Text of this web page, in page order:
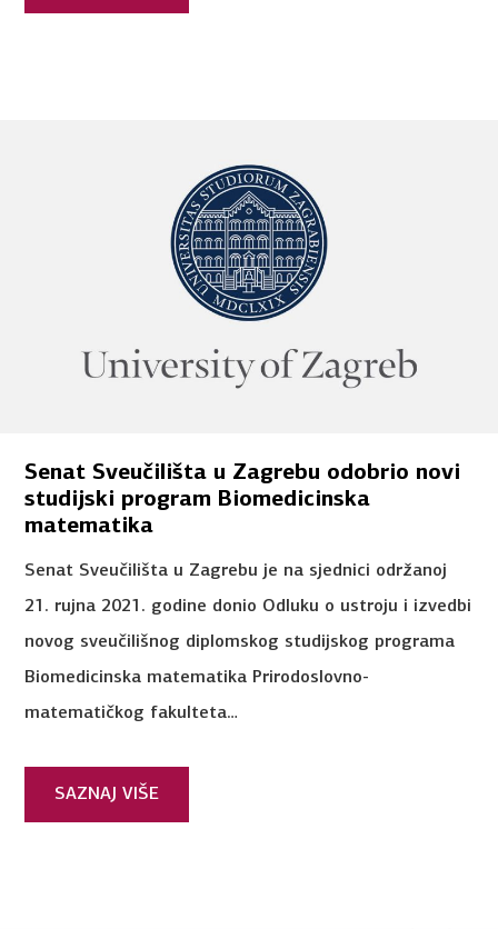
Senat Sveučilišta u Zagrebu odobrio novi
studijski program Biomedicinska
matematika
Senat Sveučilišta u Zagrebu je na sjednici održanoj
21. rujna 2021. godine donio Odluku o ustroju i izvedbi
novog sveučilišnog diplomskog studijskog programa
Biomedicinska matematika Prirodoslovno-
matematičkog fakulteta…
SAZNAJ VIŠE